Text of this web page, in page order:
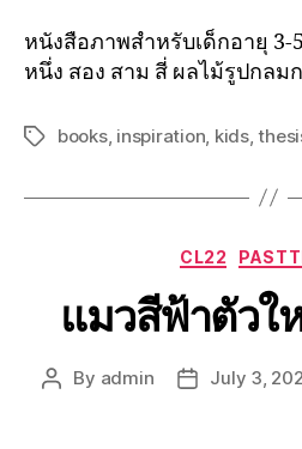
หนังสือภาพสำหรับเด็กอายุ 3-
หนึ่ง สอง สาม สี่ ผลไม้รูปกลม
books, inspiration kids,
CL22
แมวสีฟ้าตัวใ
By admin July 3,